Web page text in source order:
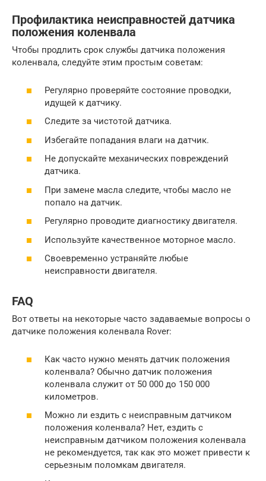
Профилактика неисправностей датчика
положения коленвала
Чтобы продлить срок службы датчика положения
коленвала, следуйте этим простым советам:
Регулярно проверяйте состояние проводки,
идущей к датчику.
Следите за чистотой датчика.
Избегайте попадания влаги на датчик.
Не допускайте механических повреждений
датчика.
При замене масла следите, чтобы масло не
попало на датчик.
Регулярно проводите диагностику двигателя.
Используйте качественное моторное масло.
Своевременно устраняйте любые
неисправности двигателя.
FAQ
Вот ответы на некоторые часто задаваемые вопросы о
датчике положения коленвала Rover:
Как часто нужно менять датчик положения
коленвала? Обычно датчик положения
коленвала служит от 50 000 до 150 000
километров.
Можно ли ездить с неисправным датчиком
положения коленвала? Нет, ездить с
неисправным датчиком положения коленвала
не рекомендуется, так как это может привести к
серьезным поломкам двигателя.